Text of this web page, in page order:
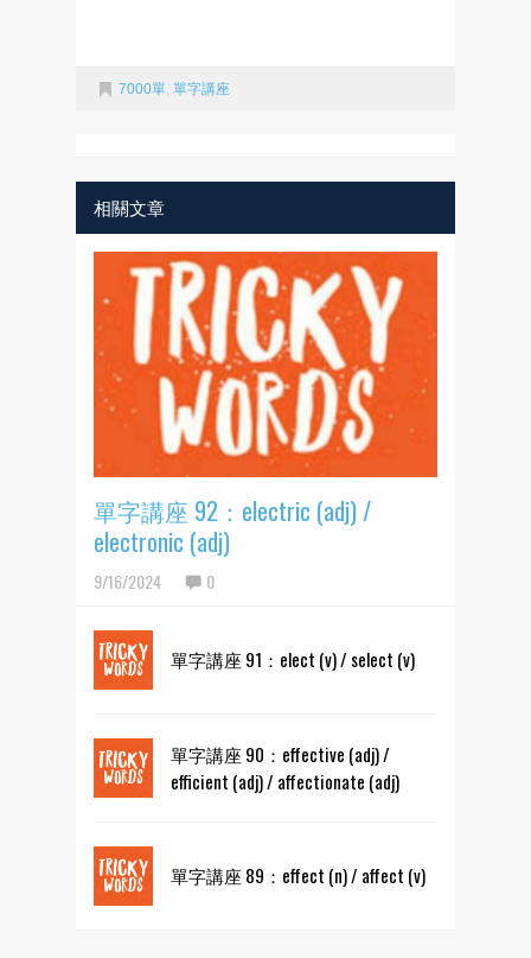
7000單 單字講座
相關文章
單字講座 92：electric (adj) /
electronic (adj)
9/16/2024 0
單字講座 91：elect (v) / select (v)
單字講座 90：effective (adj) /
efficient (adj) / affectionate (adj)
單字講座 89：effect (n) / affect (v)